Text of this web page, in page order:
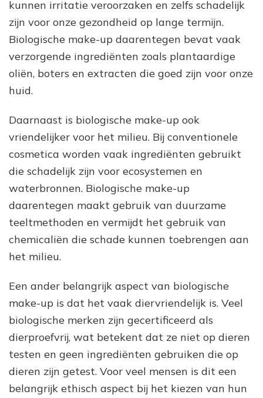
kunnen irritatie veroorzaken en zelfs schadelijk
zijn voor onze gezondheid op lange termijn.
Biologische make-up daarentegen bevat vaak
verzorgende ingrediënten zoals plantaardige
oliën, boters en extracten die goed zijn voor onze
huid.
Daarnaast is biologische make-up ook
vriendelijker voor het milieu. Bij conventionele
cosmetica worden vaak ingrediënten gebruikt
die schadelijk zijn voor ecosystemen en
waterbronnen. Biologische make-up
daarentegen maakt gebruik van duurzame
teeltmethoden en vermijdt het gebruik van
chemicaliën die schade kunnen toebrengen aan
het milieu.
Een ander belangrijk aspect van biologische
make-up is dat het vaak diervriendelijk is. Veel
biologische merken zijn gecertificeerd als
dierproefvrij, wat betekent dat ze niet op dieren
testen en geen ingrediënten gebruiken die op
dieren zijn getest. Voor veel mensen is dit een
belangrijk ethisch aspect bij het kiezen van hun